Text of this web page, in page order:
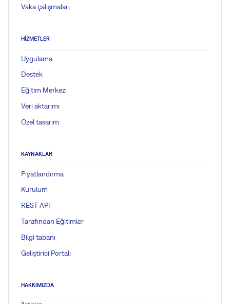
Vaka çalışmaları
HIZMETLER
Uygulama
Destek
Eğitim Merkezi
Veri aktarımı
Özel tasarım
KAYNAKLAR
Fiyatlandırma
Kurulum
REST API
Tarafından Eğitimler
Bilgi tabanı
Geliştirici Portalı
HAKKIMIZDA